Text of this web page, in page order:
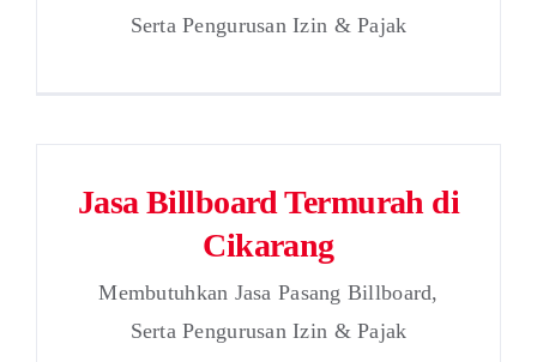
Serta Pengurusan Izin & Pajak
Jasa Billboard Termurah di
Cikarang
Membutuhkan Jasa Pasang Billboard,
Serta Pengurusan Izin & Pajak